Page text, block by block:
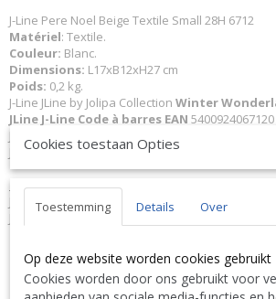
J-Line Pere Noel Beige Textile Small 28H 6712
Matériel: Textile.
Couleur: Blanc.
Dimensions: L17xB12xH27 cm
Poids: 0,2 kg.
J-Line JLine by Jolipa Collection Winter
JLine J-Line Code à barres EAN 5400924067120
Jolipa 6712 JO6712
J-Line by Jolipa Catégorie: figurines pere noel
Français :
J-Line by Jolipa Pere Noel Beige Textile Small
Nous livrons aussi à l'étranger. N'hésitez
||We ship also abroad. Feel free to contact
auch im Ausland. Bitte kontaktieren Sie uns.
Cookies toestaan Opties
Toestemming Details Over
Op deze website worden cookies gebruikt
Cookies worden door ons gebruikt voor